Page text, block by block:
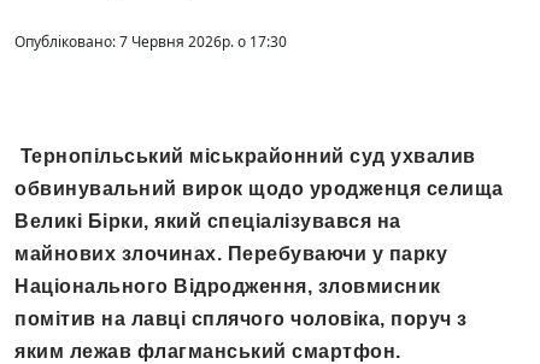
Опубліковано: 7 Червня 2026р. о 17:30
Тернопільський міськрайонний суд ухвалив
обвинувальний вирок щодо уродженця селища
Великі Бірки, який спеціалізувався на
майнових злочинах. Перебуваючи у парку
Національного Відродження, зловмисник
помітив на лавці сплячого чоловіка, поруч з
яким лежав флагманський смартфон.